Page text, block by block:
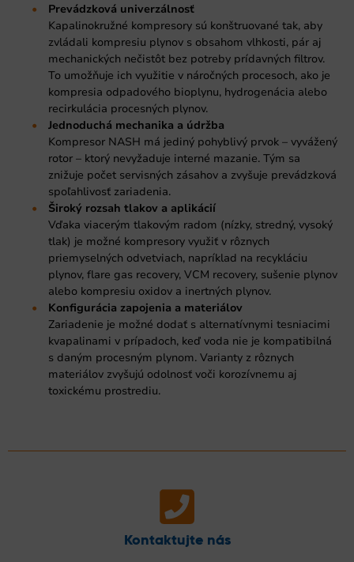
Prevádzková univerzálnosť
Kapalinokružné kompresory sú konštruované tak, aby
zvládali kompresiu plynov s obsahom vlhkosti, pár aj
mechanických nečistôt bez potreby prídavných filtrov.
To umožňuje ich využitie v náročných procesoch, ako je
kompresia odpadového bioplynu, hydrogenácia alebo
recirkulácia procesných plynov.
Jednoduchá mechanika a údržba
Kompresor NASH má jediný pohyblivý prvok – vyvážený
rotor – ktorý nevyžaduje interné mazanie. Tým sa
znižuje počet servisných zásahov a zvyšuje prevádzková
spoľahlivosť zariadenia.
Široký rozsah tlakov a aplikácií
Vďaka viacerým tlakovým radom (nízky, stredný, vysoký
tlak) je možné kompresory využiť v rôznych
priemyselných odvetviach, napríklad na recykláciu
plynov, flare gas recovery, VCM recovery, sušenie plynov
alebo kompresiu oxidov a inertných plynov.
Konfigurácia zapojenia a materiálov
Zariadenie je možné dodať s alternatívnymi tesniacimi
kvapalinami v prípadoch, keď voda nie je kompatibilná
s daným procesným plynom. Varianty z rôznych
materiálov zvyšujú odolnosť voči korozívnemu aj
toxickému prostrediu.
Kontaktujte nás